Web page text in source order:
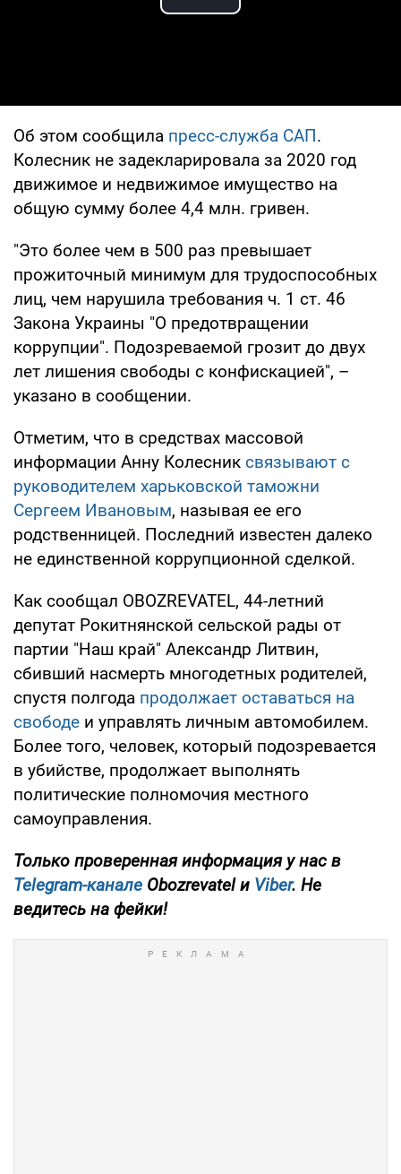
Play Video
Об этом сообщила пресс-служба САП.
Колесник не задекларировала за 2020 год
движимое и недвижимое имущество на
общую сумму более 4,4 млн. гривен.
"Это более чем в 500 раз превышает
прожиточный минимум для трудоспособных
лиц, чем нарушила требования ч. 1 ст. 46
Закона Украины "О предотвращении
коррупции". Подозреваемой грозит до двух
лет лишения свободы с конфискацией", –
указано в сообщении.
Отметим, что в средствах массовой
информации Анну Колесник связывают с
руководителем харьковской таможни
Сергеем Ивановым, называя ее его
родственницей. Последний известен далеко
не единственной коррупционной сделкой.
Как сообщал OBOZREVATEL, 44-летний
депутат Рокитнянской сельской рады от
партии "Наш край" Александр Литвин,
сбивший насмерть многодетных родителей,
спустя полгода продолжает оставаться на
свободе и управлять личным автомобилем.
Более того, человек, который подозревается
в убийстве, продолжает выполнять
политические полномочия местного
самоуправления.
Только проверенная информация у нас в
Telegram-канале Obozrevatel и Viber. Не
ведитесь на фейки!